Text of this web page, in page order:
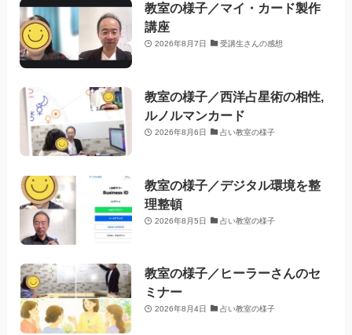
教室の様子／マイ・カード製作
講座
2026年8月7日 受講生さんの感想
教室の様子／西洋占星術の相性,
ルノルマンカード
2026年8月6日 占い教室の様子
教室の様子／デジタル環境を整
理整頓
2026年8月5日 占い教室の様子
教室の様子／ヒーラーさんのセ
ミナー
2026年8月4日 占い教室の様子